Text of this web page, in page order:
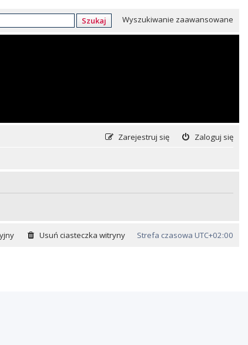
Szukaj Wyszukiwanie zaawansowane
Zaloguj się
Zarejestruj się
Strefa czasowa UTC+02:00
Usuń ciasteczka witryny